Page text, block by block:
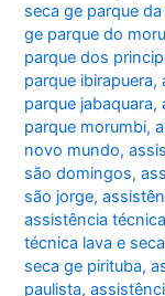
seca ge parque
ge parque do
parque dos
parque ibirapuera,
parque jabaquara,
parque morumbi,
novo mundo,
são domingos,
são jorge,
assistência
técnica lava e
seca ge pirituba,
paulista,